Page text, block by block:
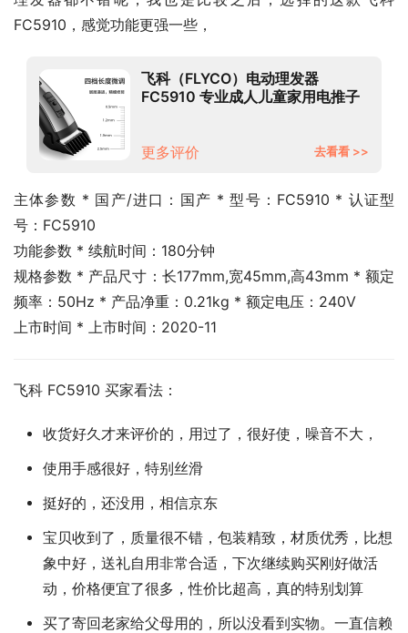
FC5910，感觉功能更强一些，
飞科（FLYCO）电动理发器
FC5910 专业成人儿童家用电推子
更多评价
去看看 >>
主体参数 * 国产/进口：国产 * 型号：FC5910 * 认证型
号：FC5910
功能参数 * 续航时间：180分钟
规格参数 * 产品尺寸：长177mm,宽45mm,高43mm * 额定
频率：50Hz * 产品净重：0.21kg * 额定电压：240V
上市时间 * 上市时间：2020-11
飞科 FC5910 买家看法：
收货好久才来评价的，用过了，很好使，噪音不大，
使用手感很好，特别丝滑
挺好的，还没用，相信京东
宝贝收到了，质量很不错，包装精致，材质优秀，比想
象中好，送礼自用非常合适，下次继续购买刚好做活
动，价格便宜了很多，性价比超高，真的特别划算
买了寄回老家给父母用的，所以没看到实物。一直信赖